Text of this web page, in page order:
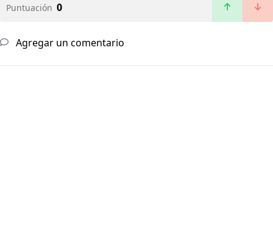
Puntuación 0
Agregar un comentario